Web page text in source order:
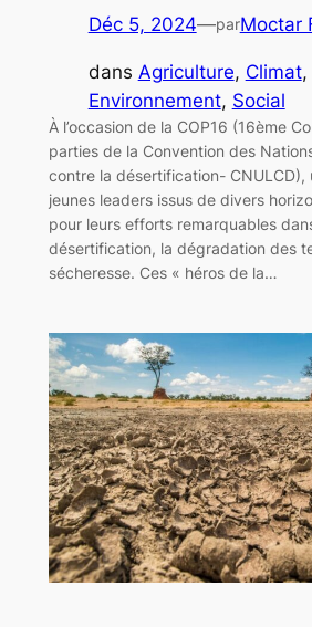
Déc 5, 2024—parMoctar
dans Agriculture, Climat
Environnement, Social
À l’occasion de la COP16 (16ème
parties de la Convention des
contre la désertification- CNULCD),
jeunes leaders issus de divers
pour leurs efforts remarquables
désertification, la dégradation des
sécheresse. Ces « héros de la…